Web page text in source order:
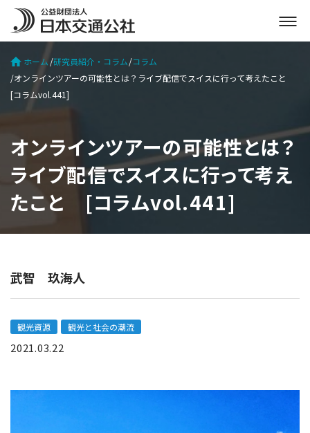
メ
ニ
ー
ホーム 研究員紹介・コラム コラム
オンラインツアーの可能性とは？ライブ配信でスイスに行って考えたこと
[コラムvol.441]
オンラインツアーの可能性とは？
ライブ配信でスイスに行って考え
たこと [コラムvol.441]
武智 玖海人
観光資源 観光と社会の潮流
2021.03.22